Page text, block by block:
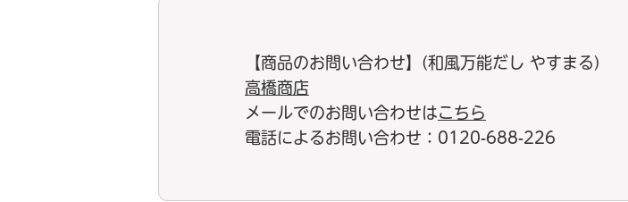
【商品のお問い合わせ】(和風万能だし やすまる)
高橋商店
メールでのお問い合わせはこちら
電話によるお問い合わせ：0120-688-226